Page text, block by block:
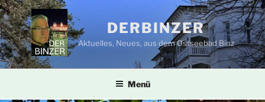
Zum
Inhalt
springen
DERBINZER
Aktuelles, Neues, aus dem Ostseebad Binz
Menü